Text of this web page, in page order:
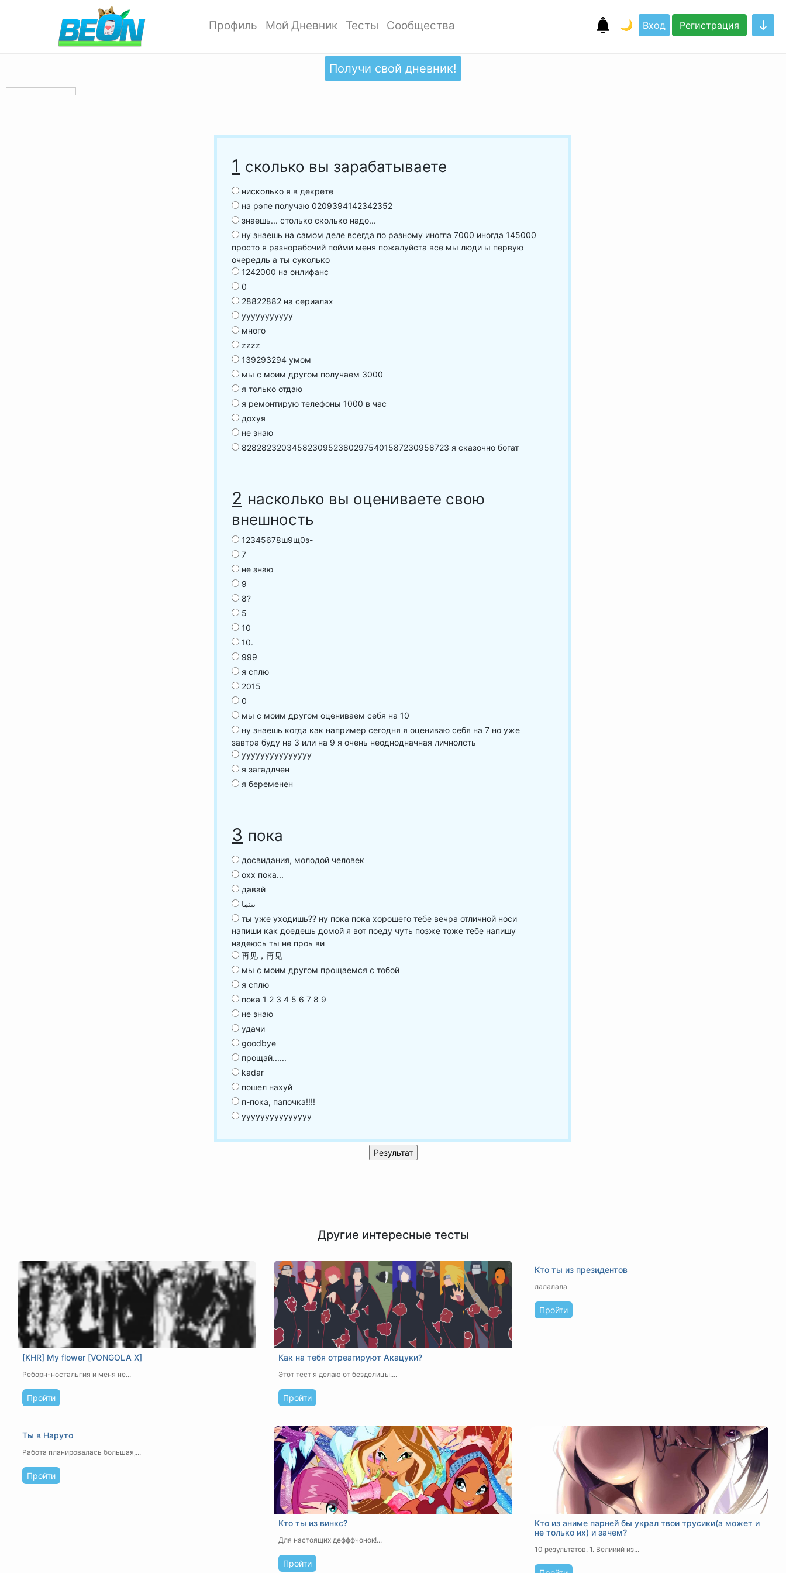
Профиль
Позитивки
Мой Дневник
Добавить запись
Дизайн дневника
Тесты
Добавить тест
Популярные тесты
Сообщества
Создать сообщество
Обзор сообществ
🌙 Вход Регистрация
Получи свой дневник!
1 сколько вы зарабатываете
нисколько я в декрете
на рэпе получаю 0209394142342352
знаешь... столько сколько надо...
ну знаешь на самом деле всегда по разному иногла 7000 иногда 145000
просто я разнорабочий пойми меня пожалуйста все мы люди ы первую
очередль а ты суколько
1242000 на онлифанс
0
28822882 на сериалах
ууууууууууу
много
zzzz
139293294 умом
мы с моим другом получаем 3000
я только отдаю
я ремонтирую телефоны 1000 в час
дохуя
не знаю
82828232034582309523802975401587230958723 я сказочно богат
2 насколько вы оцениваете свою
внешность
12345678ш9щ0з-
7
не знаю
9
8?
5
10
10.
999
я сплю
2015
0
мы с моим другом оцениваем себя на 10
ну знаешь когда как например сегодня я оцениваю себя на 7 но уже
завтра буду на 3 или на 9 я очень неоднодначная личнолсть
ууууууууууууууу
я загадлчен
я беременен
3 пока
досвидания, молодой человек
охх пока...
давай
بينما
ты уже уходишь?? ну пока пока хорошего тебе вечра отличной носи
напиши как доедешь домой я вот поеду чуть позже тоже тебе напишу
надеюсь ты не проь ви
再见，再见
мы с моим другом прощаемся с тобой
я сплю
пока 1 2 3 4 5 6 7 8 9
не знаю
удачи
goodbye
прощай......
kadar
пошел нахуй
п-пока, папочка!!!!
ууууууууууууууу
Другие интересные тесты
[KHR] My flower [VONGOLA X]
Реборн-ностальгия и меня не...
Пройти
Как на тебя отреагируют Акацуки?
Этот тест я делаю от безделицы....
Пройти
Кто ты из президентов
лалалала
Пройти
Ты в Наруто
Работа планировалась большая,...
Пройти
Кто ты из винкс?
Для настоящих дефффчонок!...
Пройти
Кто из аниме парней бы украл твои трусики(а может и
не только их) и зачем?
10 результатов. 1. Великий из...